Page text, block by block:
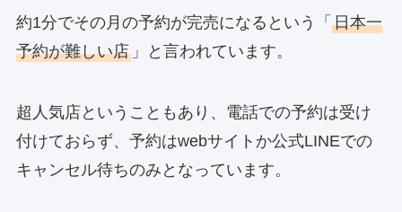
約1分でその月の予約が完売になるという 「 日本一
予約が難しい店」 と言われています。
超人気店ということもあり、電話での予約は受け
付けておらず、予約はwebサイトか公式LINEでの
キャンセル待ちのみとなっています。